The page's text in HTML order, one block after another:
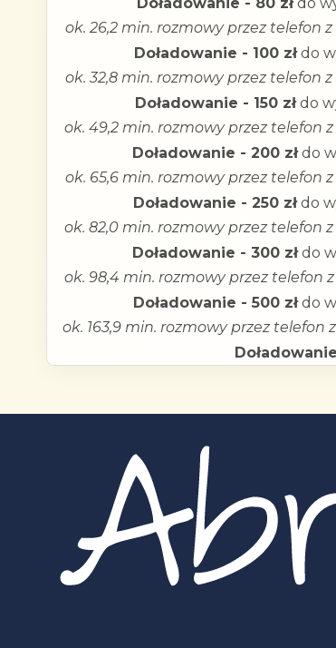
ok. 26,2 min. rozmowy przez telefon
Doładowanie - 100 złdo
ok. 32,8 min. rozmowy przez telefon
Doładowanie - 150 złdo
ok. 49,2 min. rozmowy przez telefon
Doładowanie - 200 złdo
ok. 65,6 min. rozmowy przez telefon
Doładowanie - 250 złdo
ok. 82,0 min. rozmowy przez telefon
Doładowanie - 300 złdo
ok. 98,4 min. rozmowy przez telefon
Doładowanie - 500 złdo
ok. 163,9 min. rozmowy przez telefon